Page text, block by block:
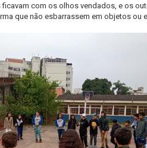
com os olhos vendados, e os
que não esbarrassem em objetos ou